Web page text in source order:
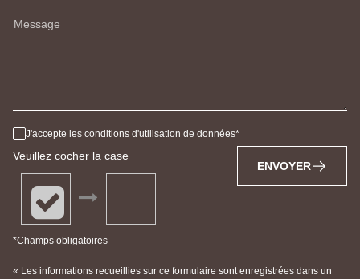
Message
J'accepte les conditions d'utilisation de données
Veuillez cocher la case
*Champs obligatoires
ENVOYER
« Les informations recueillies sur ce formulaire sont enregistrées dans un